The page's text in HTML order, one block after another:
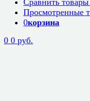
Просмотренные
0корзина
0 0 руб.